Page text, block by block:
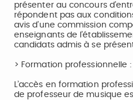
présenter au concours
répondent pas aux
avis d’une commission
enseignants de
candidats admis à se
> Formation professionnelle :
L’accès en formation
de professeur de musique